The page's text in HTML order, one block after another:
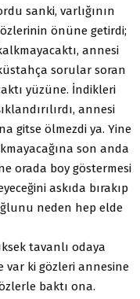
sanki, varlığının
önüne getirdi;
annesi
sorular soran
yüzüne. İndikleri
annesi
gitse ölmezdi ya. Yine
son anda
orada boy göstermesi
askıda bırakıp
neden hep elde
tavanlı odaya
var ki gözleri annesine
baktı ona.